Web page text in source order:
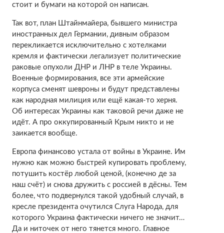
стоит и бумаги на которой он написан.
Так вот, план Штайнмайера, бывшего министра
иностранных дел Германии, дивным образом
перекликается исключительно с хотелками
кремля и фактически легализует политические
раковые опухоли ДНР и ЛНР в теле Украины.
Военные формирования, все эти армейские
корпуса сменят шевроны и будут представлены
как народная милиция или ещё какая-то херня.
Об интересах Украины как таковой речи даже не
идёт. А про оккупированный Крым никто и не
заикается вообще.
Европа финансово устала от войны в Украине. Им
нужно как можно быстрей купировать проблему,
потушить костёр любой ценой, (конечно де за
наш счёт) и снова дружить с россией в дёсны. Тем
более, что подвернулся такой удобный случай, в
кресле президента очутился Слуга Народа, для
которого Украина фактически ничего не значит…
Да и ниточек от него тянется много. Главное